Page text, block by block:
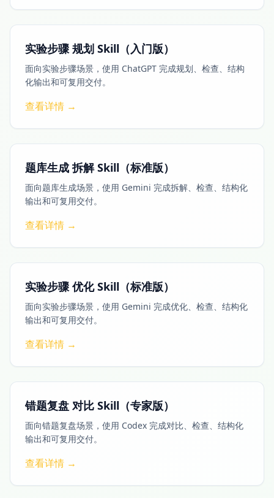
实验步骤 规划 Skill（入门版）
面向实验步骤场景，使用 ChatGPT 完成规划、检查、结构
化输出和可复用交付。
查看详情 →
题库生成 拆解 Skill（标准版）
面向题库生成场景，使用 Gemini 完成拆解、检查、结构化
输出和可复用交付。
查看详情 →
实验步骤 优化 Skill（标准版）
面向实验步骤场景，使用 Gemini 完成优化、检查、结构化
输出和可复用交付。
查看详情 →
错题复盘 对比 Skill（专家版）
面向错题复盘场景，使用 Codex 完成对比、检查、结构化
输出和可复用交付。
查看详情 →